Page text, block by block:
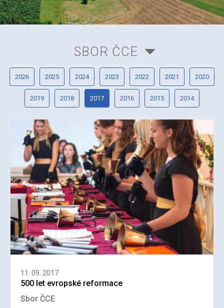
SBOR ČCE
2026 2025 2024 2023 2022 2021 2020
2019 2018 2017 2016 2015 2014
11. 09. 2017
500 let evropské reformace
Sbor ČCE